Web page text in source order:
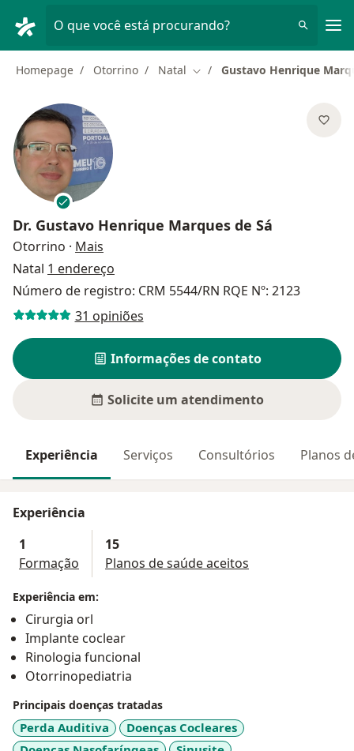
O que você está procurando?
Homepage Otorrino Natal Mudar de cidade
Gustavo Henrique
Dr. Gustavo Henrique Marques de Sá
Otorrino · Mais
Natal 1 endereço
Número de registro: CRM 5544/RN RQE Nº: 2123
31 opiniões
Informações de contato
Solicite um atendimento
Experiência Serviços Consultórios Planos
Experiência
1
Formação
15
Planos de saúde aceitos
Experiência em:
Cirurgia orl
Implante coclear
Rinologia funcional
Otorrinopediatria
Principais doenças tratadas
Perda Auditiva
Doenças Cocleares